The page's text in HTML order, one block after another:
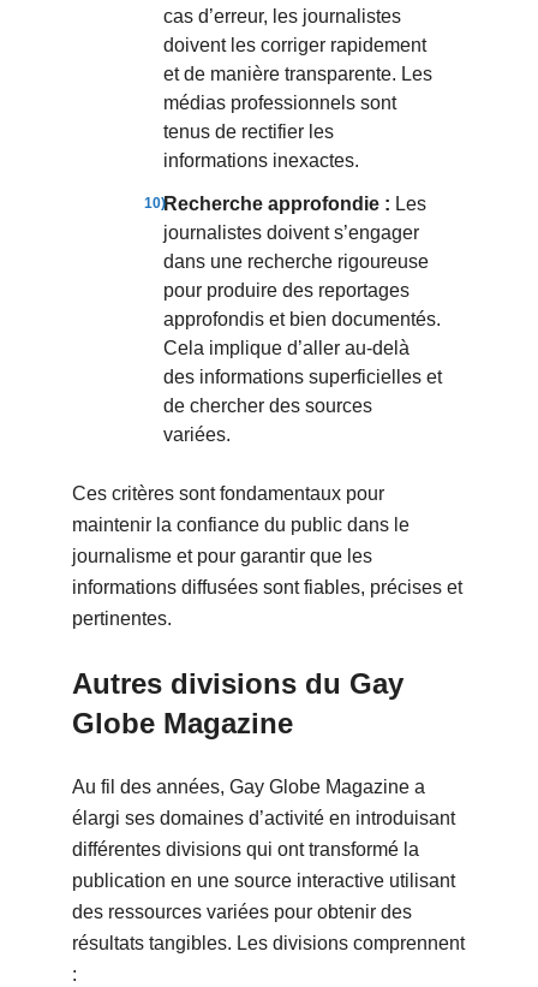
cas d’erreur, les journalistes
doivent les corriger rapidement
et de manière transparente. Les
médias professionnels sont
tenus de rectifier les
informations inexactes.
Recherche approfondie : Les
journalistes doivent s’engager
dans une recherche rigoureuse
pour produire des reportages
approfondis et bien documentés.
Cela implique d’aller au-delà
des informations superficielles et
de chercher des sources
variées.
Ces critères sont fondamentaux pour
maintenir la confiance du public dans le
journalisme et pour garantir que les
informations diffusées sont fiables, précises et
pertinentes.
Autres divisions du Gay
Globe Magazine
Au fil des années, Gay Globe Magazine a
élargi ses domaines d’activité en introduisant
différentes divisions qui ont transformé la
publication en une source interactive utilisant
des ressources variées pour obtenir des
résultats tangibles. Les divisions comprennent
: